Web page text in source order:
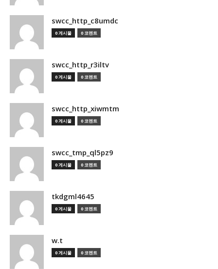
swcc_http_c8umdc
0 게시물 0 코멘트
swcc_http_r3iltv
0 게시물 0 코멘트
swcc_http_xiwmtm
0 게시물 0 코멘트
swcc_tmp_ql5pz9
0 게시물 0 코멘트
tkdgml4645
0 게시물 0 코멘트
w.t
0 게시물 0 코멘트